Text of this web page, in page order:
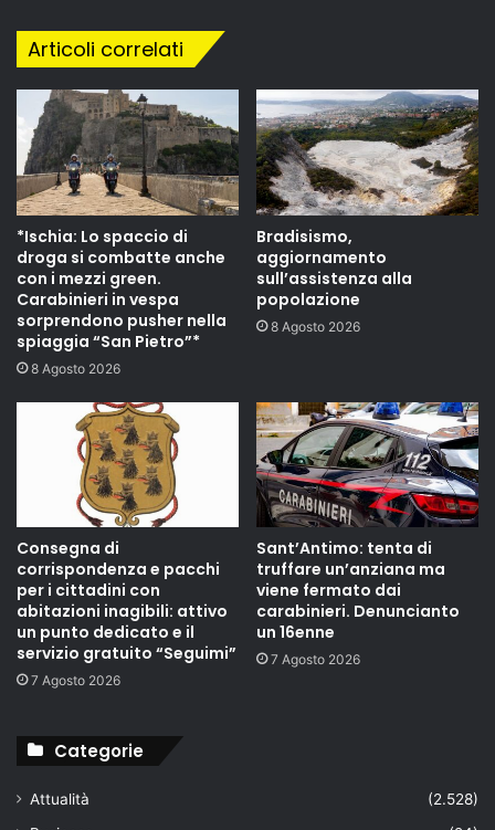
Articoli correlati
*Ischia: Lo spaccio di
droga si combatte anche
con i mezzi green.
Carabinieri in vespa
sorprendono pusher nella
spiaggia “San Pietro”*
8 Agosto 2026
Bradisismo,
aggiornamento
sull’assistenza alla
popolazione
8 Agosto 2026
Consegna di
corrispondenza e pacchi
per i cittadini con
abitazioni inagibili: attivo
un punto dedicato e il
servizio gratuito “Seguimi”
7 Agosto 2026
Sant’Antimo: tenta di
truffare un’anziana ma
viene fermato dai
carabinieri. Denuncianto
un 16enne
7 Agosto 2026
Categorie
Attualità
(2.528)